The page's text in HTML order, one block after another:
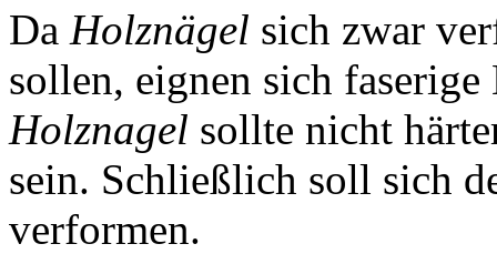
Da Holznägel sich zwar
sollen, eignen sich
Holznagel sollte nicht
sein. Schließlich soll sich
verformen.